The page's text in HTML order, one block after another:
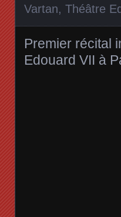
Vartan, Théâtre
Premier récital
Edouard VII à